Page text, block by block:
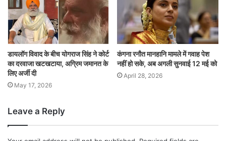
डायलॉग विवाद के बीच योगराज सिंह ने कोर्ट
का दरवाजा खटखटाया, अग्रिम जमानत के
लिए अर्जी दी
May 17, 2026
कंगना रनौत मानहानि मामले में गवाह पेश
नहीं हो सके, अब अगली सुनवाई 12 मई को
April 28, 2026
Leave a Reply